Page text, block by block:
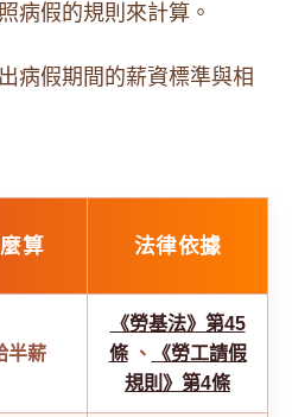
病假的規則來計算。
病假期間的薪資標準與相
算 法律依據
半薪
《勞基法》第45
條、
《勞工請假
規則》第4條